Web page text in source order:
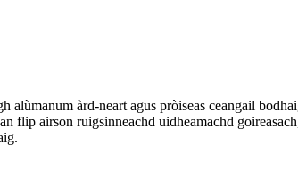
alùmanum àrd-neart agus pròiseas ceangail
flip airson ruigsinneachd uidheamachd